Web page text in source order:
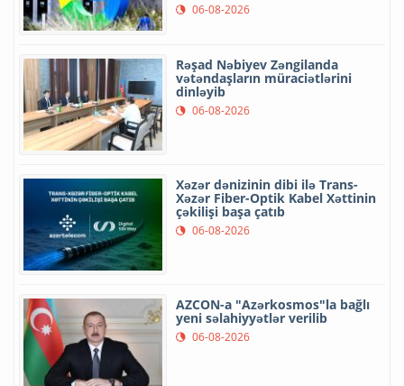
06-08-2026
Rəşad Nəbiyev Zəngilanda
vətəndaşların müraciətlərini
dinləyib
06-08-2026
Xəzər dənizinin dibi ilə Trans-
Xəzər Fiber-Optik Kabel Xəttinin
çəkilişi başa çatıb
06-08-2026
AZCON-a "Azərkosmos"la bağlı
yeni səlahiyyətlər verilib
06-08-2026